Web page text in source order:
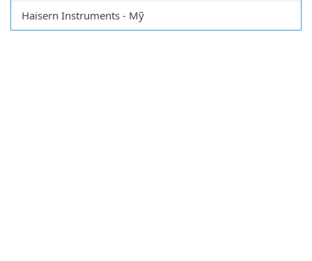
Haisern Instruments - Mỹ